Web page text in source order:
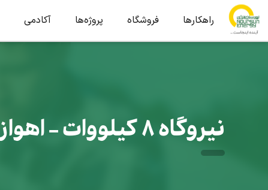
راهکارها فروشگاه پروژه‌ها آکادمی
نیروگاه 8 کیلووات - اهواز